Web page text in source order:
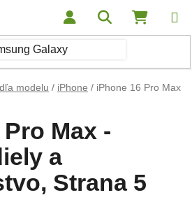
Hľadať
modelu / iPhone / iPhone 16 Pro Max
Max -
a
, Strana 5